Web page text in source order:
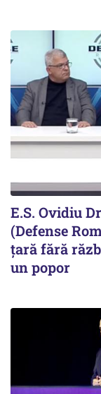
E.S. Ovidiu
(Defense
țară fără
un popor